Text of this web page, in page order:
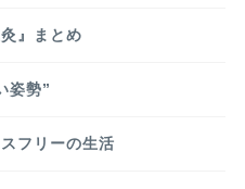
』まとめ
姿勢”
フリーの生活